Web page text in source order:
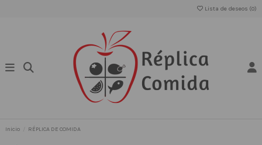
Lista de deseos (0)
Inicio RÉPLICA DE COMIDA